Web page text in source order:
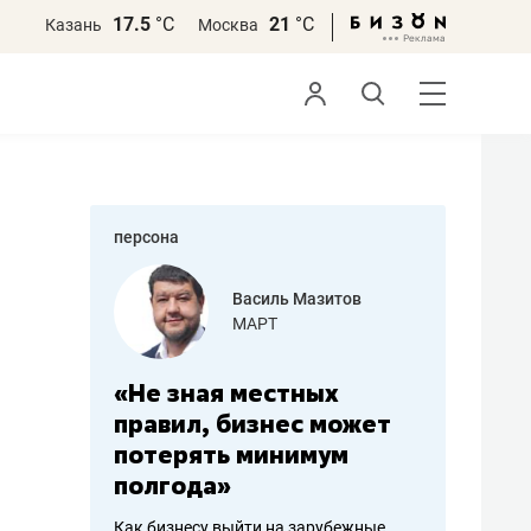
Казань 17.5 °С Москва 21 °С
персона
работа
Василь Мазитов
МАРТ
«Не зная местных
правил, бизнес может
потерять минимум
полгода»